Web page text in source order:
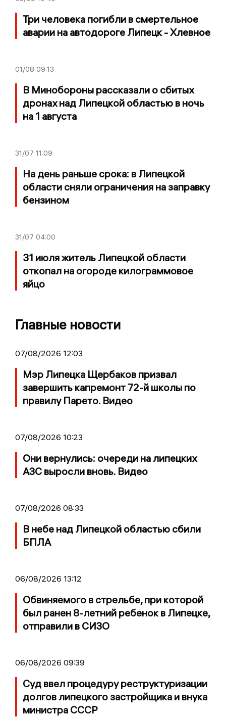
Три человека погибли в смертельное
аварии на автодороге Липецк - Хлевное
01/08 09:13
В Минобороны рассказали о сбитых
дронах над Липецкой областью в ночь
на 1 августа
31/07 11:09
На день раньше срока: в Липецкой
области сняли ограничения на заправку
бензином
31/07 04:00
31 июля житель Липецкой области
откопал на огороде килограммовое
яйцо
Главные новости
07/08/2026 12:03
Мэр Липецка Щербаков призвал
завершить капремонт 72-й школы по
правилу Парето. Видео
07/08/2026 10:23
Они вернулись: очереди на липецких
АЗС выросли вновь. Видео
07/08/2026 08:33
В небе над Липецкой областью сбили
БПЛА
06/08/2026 13:12
Обвиняемого в стрельбе, при которой
был ранен 8-летний ребенок в Липецке,
отправили в СИЗО
06/08/2026 09:39
Суд ввел процедуру реструктуризации
долгов липецкого застройщика и внука
министра СССР